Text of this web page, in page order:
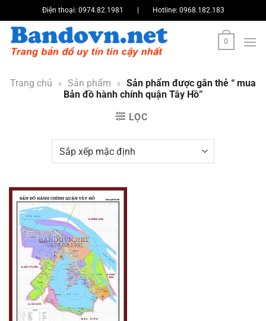
qua
nội
dung
Điện thoại: 0974.82.1981 Hotline: 0968.182.183
0
Trang chủ » Sản phẩm » Sản phẩm được gắn thẻ “ mua
Bản đồ hành chính quận Tây Hồ”
LỌC